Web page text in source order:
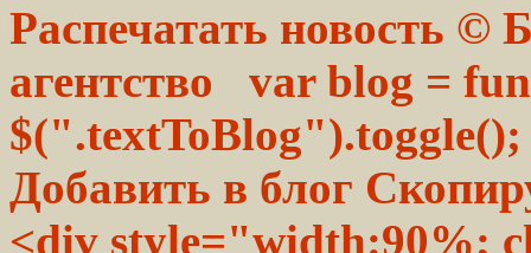
Распечатать новость ©
агентство var blog =
Добавить в блог
<div style="width:90%;